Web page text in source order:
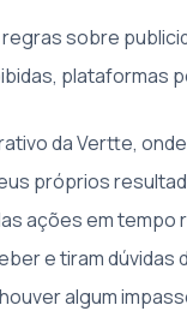
sobre
plataformas
da Vertte,
próprios
ações em tempo
e tiram dúvidas
algum